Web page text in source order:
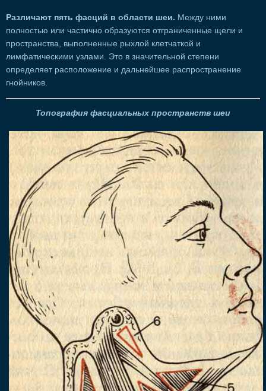
Различают пять фасций в области шеи. Между ними
полностью или частично образуются отграниченные щели и
пространства, выполненные рыхлой клетчаткой и
лимфатическими узлами. Это в значительной степени
определяет расположение и дальнейшее распространение
гнойников.
Топография фасциальных пространств шеи